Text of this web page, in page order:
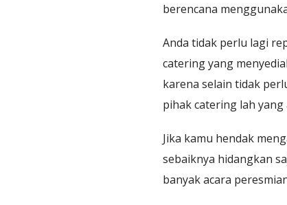
berencana
Anda tidak perlu lagi
catering yang
karena selain tidak
pihak catering lah
Jika kamu hendak
sebaiknya hidangkan
banyak acara